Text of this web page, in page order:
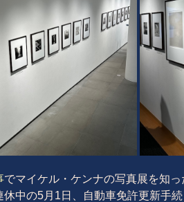
でマイケル・ケンナの写真展を知
休中の5月1日、自動車免許更新手